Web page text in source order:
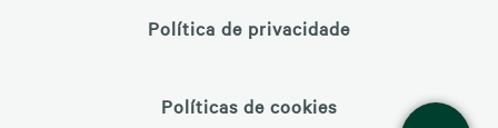
Política de privacidade
Políticas de cookies